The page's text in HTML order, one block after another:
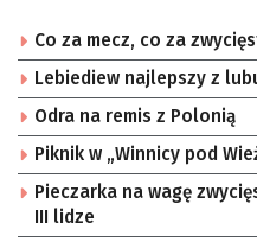
Co za mecz, co za
Lebiediew najlepszy z
Odra na remis z Polonią
Piknik w „Winnicy pod
Pieczarka na wagę
III lidze